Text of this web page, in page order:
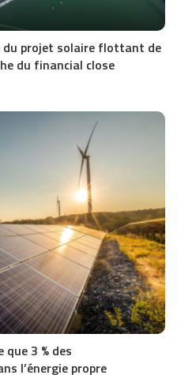
du projet solaire flottant de
du financial close
3 % des
l’énergie propre